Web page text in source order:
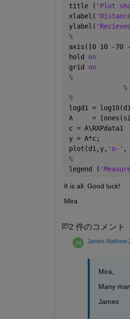
title ( 'Plot
xlabel(
ylabel(
%
axis([0 10 -70
hold on
grid on
%
logd1 =
A     =
c = A\RXPdata1
y = A*c;
plot(d1,y, 'o-' ,
%
legend (
It is all. Good luck!
Mira
2 件のコメント
James Mathew
Mira,
Many
James